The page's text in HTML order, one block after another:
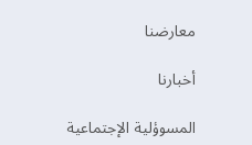
‫معارضنا‬
‫أخبارنا‬
المسوؤلية الإجتماعية